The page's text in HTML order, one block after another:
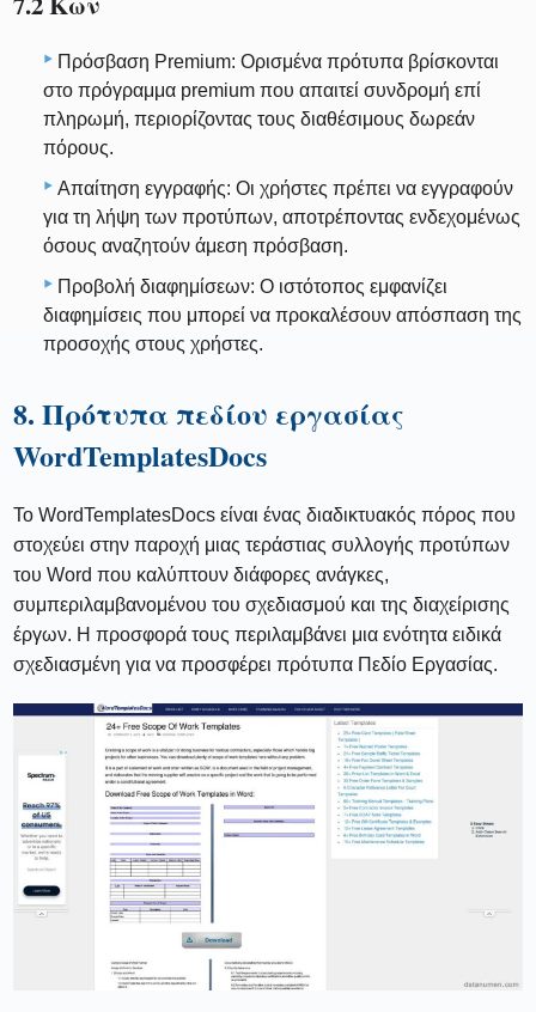
Πρόσβαση Premium: Ορισμένα πρότυπα βρίσκονται
στο πρόγραμμα premium που απαιτεί συνδρομή επί
πληρωμή, περιορίζοντας τους διαθέσιμους δωρεάν
πόρους.
Απαίτηση εγγραφής: Οι χρήστες πρέπει να εγγραφούν
για τη λήψη των προτύπων, αποτρέποντας ενδεχομένως
όσους αναζητούν άμεση πρόσβαση.
Προβολή διαφημίσεων: Ο ιστότοπος εμφανίζει
διαφημίσεις που μπορεί να προκαλέσουν απόσπαση της
προσοχής στους χρήστες.
8. Πρότυπα πεδίου εργασίας
WordTemplatesDocs
Το WordTemplatesDocs είναι ένας διαδικτυακός πόρος που
στοχεύει στην παροχή μιας τεράστιας συλλογής προτύπων
του Word που καλύπτουν διάφορες ανάγκες,
συμπεριλαμβανομένου του σχεδιασμού και της διαχείρισης
έργων. Η προσφορά τους περιλαμβάνει μια ενότητα ειδικά
σχεδιασμένη για να προσφέρει πρότυπα Πεδίο Εργασίας.